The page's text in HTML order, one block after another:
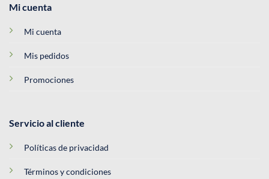
Mi cuenta
Mi cuenta
Mis pedidos
Promociones
Servicio al cliente
Políticas de privacidad
Términos y condiciones